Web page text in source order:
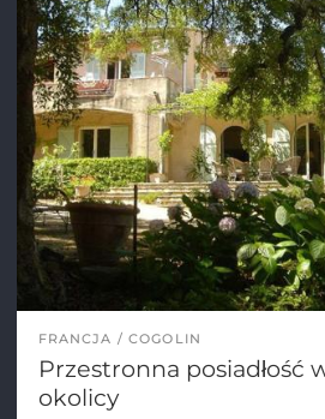
FRANCJA COGOLIN
Przestronna posiadłość
okolicy